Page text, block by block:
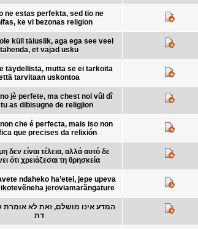
ne estas perfekta, sed tio ne
ke vi bezonas religion
küll täiuslik, aga ega see veel
tähenda, et vajad usku
täydellistä, mutta se ei tarkoita
tarvitaan uskontoa
jè perfete, ma chest nol vûl dî
as dibisugne de religjion
che é perfecta, mais iso non
que precises da relixión
δεν είναι τέλεια, αλλά αυτό δε
ότι χρειάζεσαι τη θρησκεία
ndaheko ha’etei, jepe upeva
jeroviamarãngature
המדע אינו מושלם, זאת לא אומרת
דת